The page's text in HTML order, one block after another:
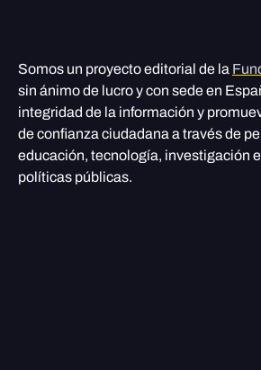
Somos un proyecto editorial de la
sin ánimo de lucro y con sede en
integridad de la información y
de confianza ciudadana a través de
educación, tecnología, investigación
políticas públicas.